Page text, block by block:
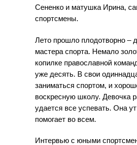
Сененко и матушка Ирина,
спортсмены.
Лето прошло плодотворно –
мастера спорта. Немало
копилке православной
уже десять. В свои
заниматься спортом, и
воскресную школу. Девочка
удается все успевать. Она
помогает во всем.
Интервью с юными